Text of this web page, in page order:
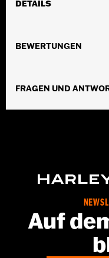
DETAILS
GARANTIE:Wolverine
Dimension Description:
BEWERTUNGEN
FRAGEN UND
Auf